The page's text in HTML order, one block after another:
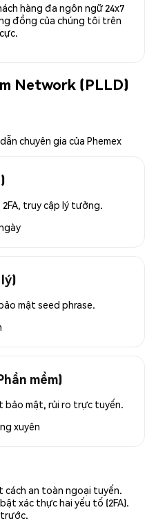
hàng đa ngôn ngữ 24x7
đồng của chúng tôi trên
Network (PLLD)
chuyên gia của Phemex
truy cập lý tưởng.
mật seed phrase.
mềm)
bảo mật, rủi ro trực tuyến.
xuyên
cách an toàn ngoại tuyến.
xác thực hai yếu tố (2FA).